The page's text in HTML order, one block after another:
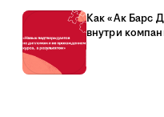
Как «Ак Барс
внутри